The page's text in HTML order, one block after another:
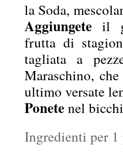
la Soda,
Aggiungete il
frutta di
tagliata a
Maraschino,
ultimo versate
Ponetenel
Ingredienti per 1